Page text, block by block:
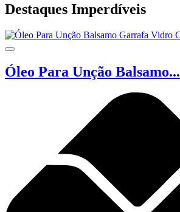
Destaques Imperdíveis
Óleo Para Unção Balsamo...